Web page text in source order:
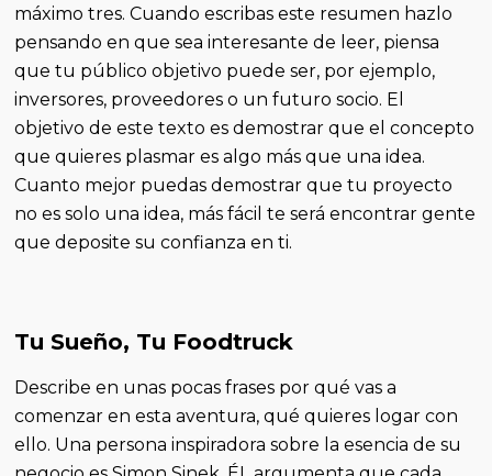
máximo tres. Cuando escribas este resumen hazlo
pensando en que sea interesante de leer, piensa
que tu público objetivo puede ser, por ejemplo,
inversores, proveedores o un futuro socio. El
objetivo de este texto es demostrar que el concepto
que quieres plasmar es algo más que una idea.
Cuanto mejor puedas demostrar que tu proyecto
no es solo una idea, más fácil te será encontrar gente
que deposite su confianza en ti.
Tu Sueño, Tu Foodtruck
Describe en unas pocas frases por qué vas a
comenzar en esta aventura, qué quieres logar con
ello. Una persona inspiradora sobre la esencia de su